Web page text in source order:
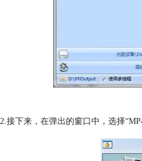
2.接下来，在弹出的窗口中，选择